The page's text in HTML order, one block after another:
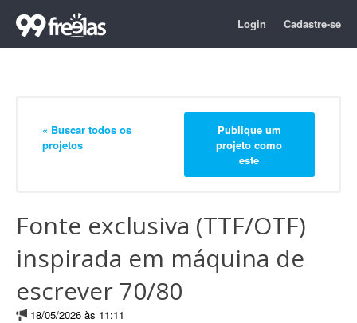
Login Cadastre-se
« Buscar todos os
projetos
Publique um
projeto como
este
Fonte exclusiva (TTF/OTF)
inspirada em máquina de
escrever 70/80
18/05/2026 às 11:11